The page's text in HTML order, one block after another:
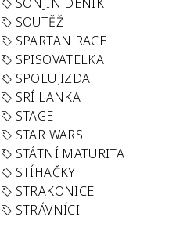
SOUTĚŽ
SPARTAN RACE
SPISOVATELKA
SPOLUJIZDA
SRÍ LANKA
STAGE
STAR WARS
STÁTNÍ MATURITA
STÍHAČKY
STRAKONICE
STRÁVNÍCI